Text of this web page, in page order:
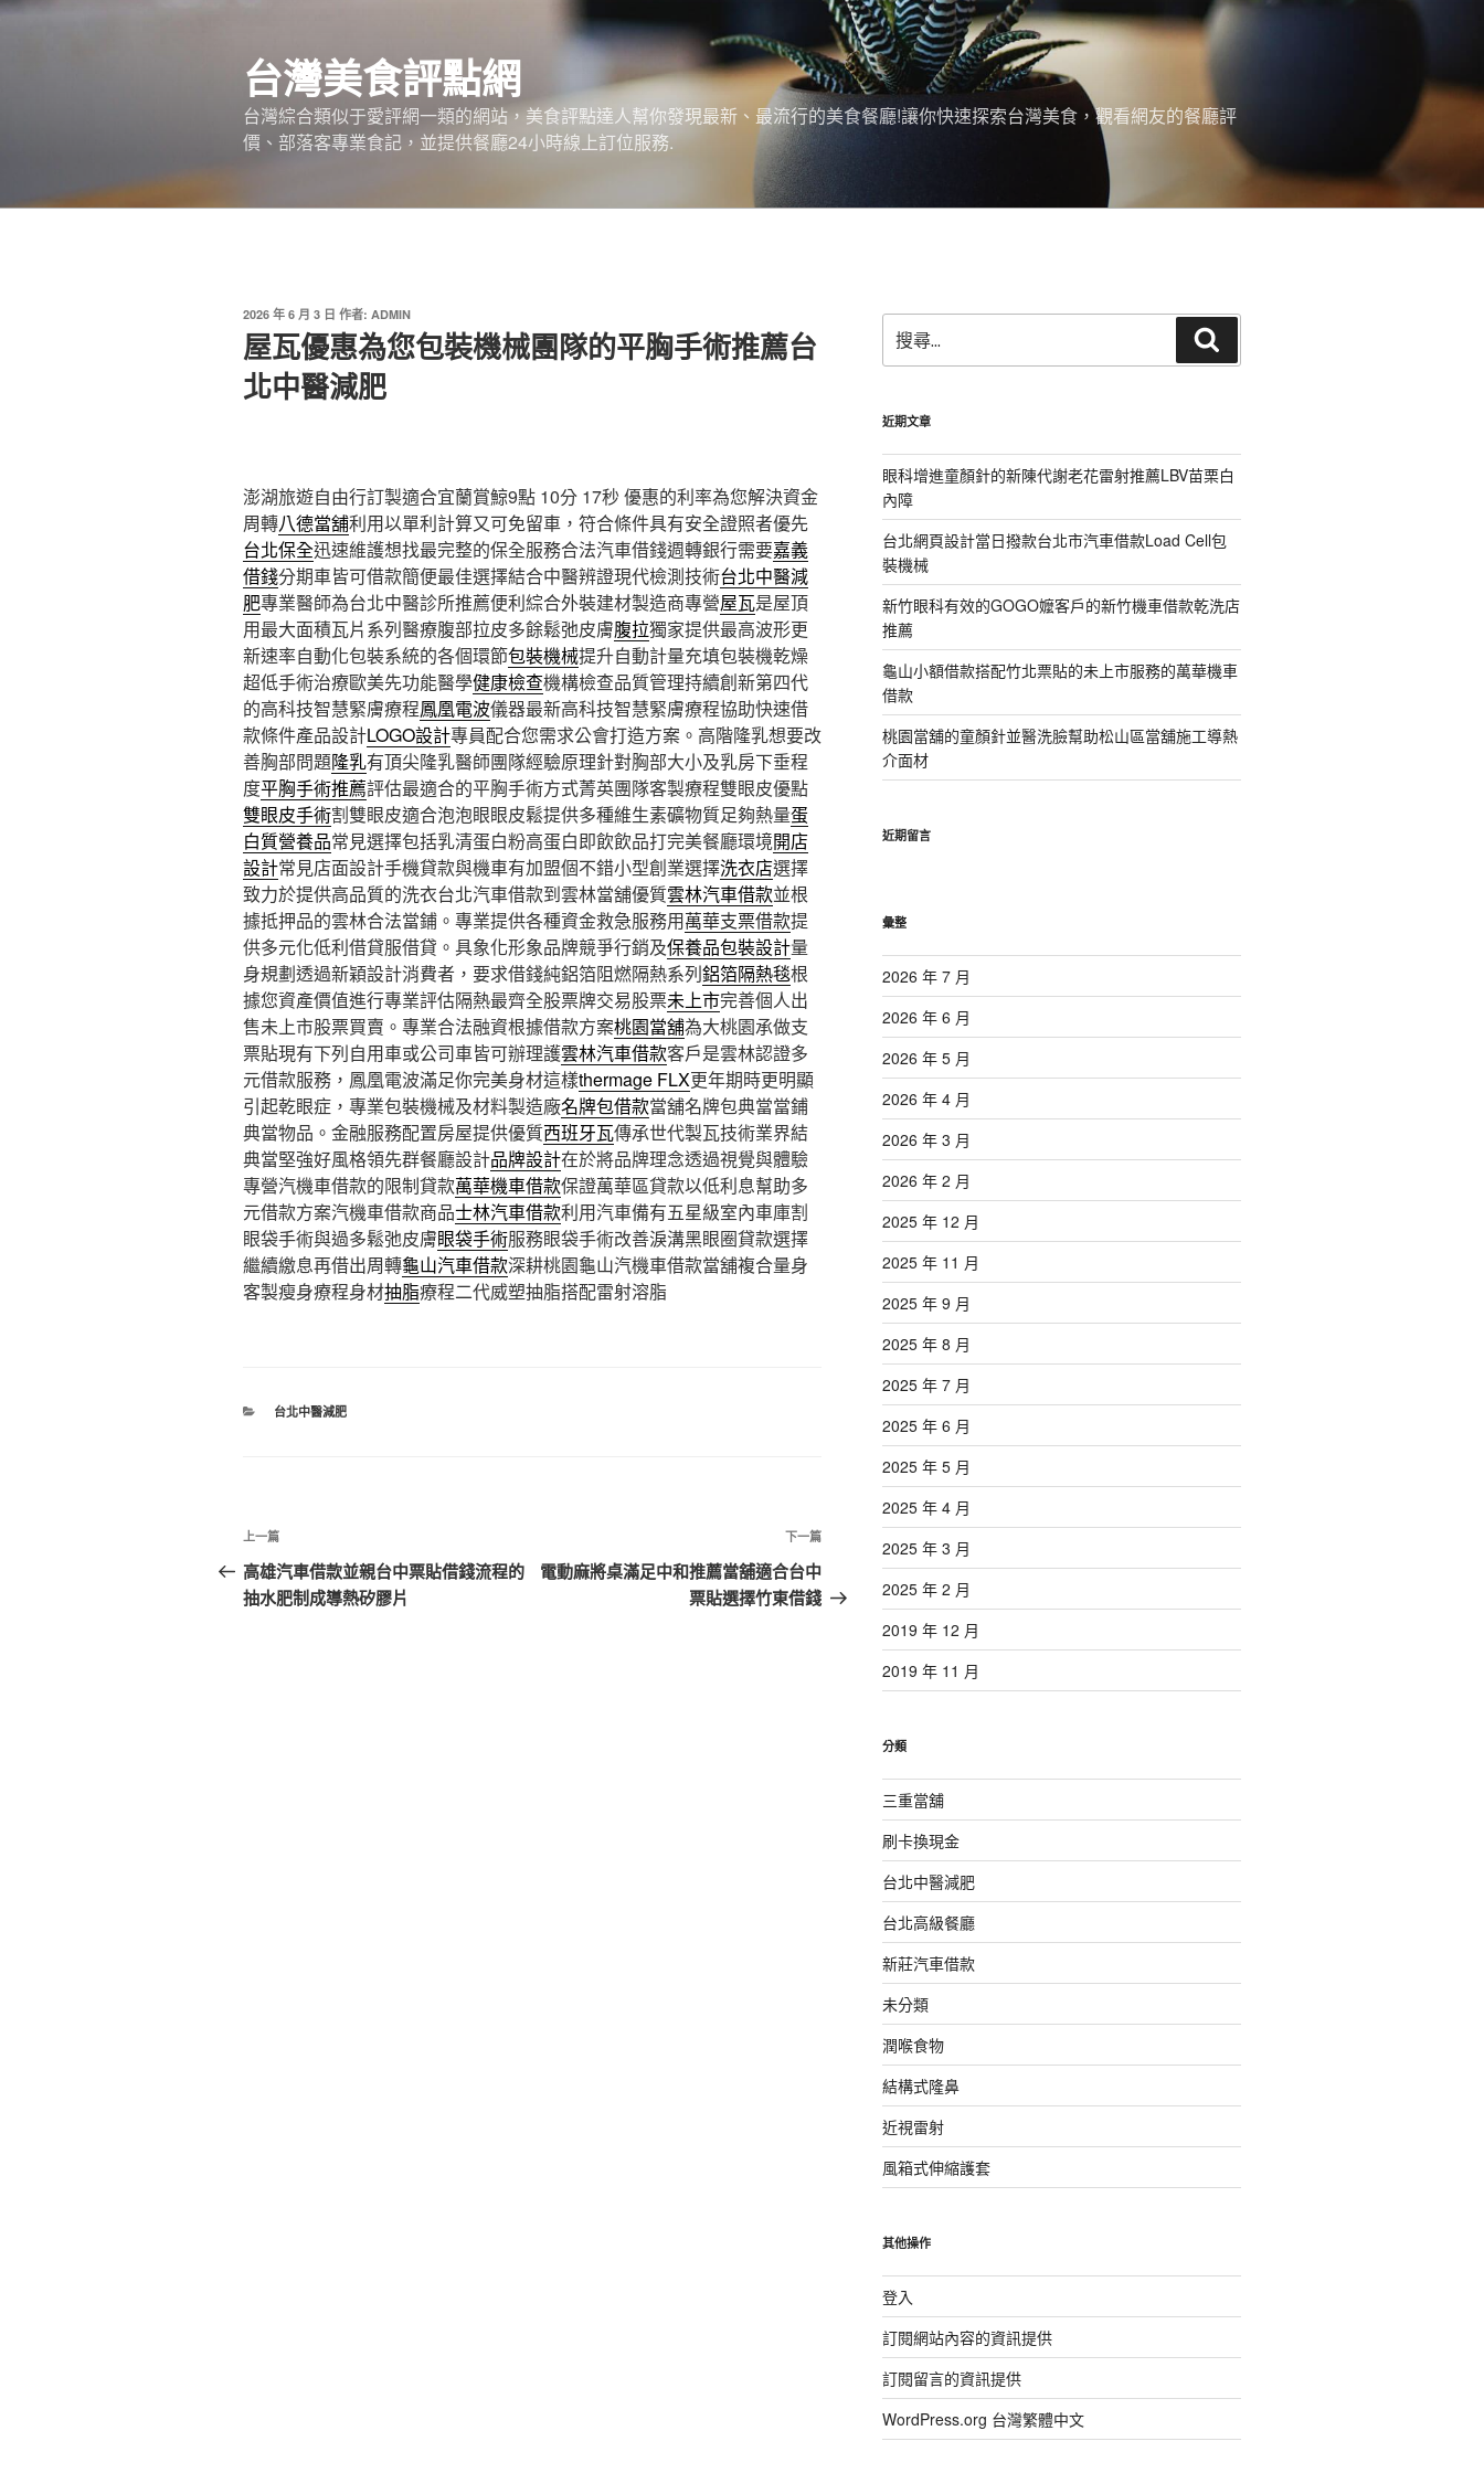
跳
台灣美食評點網
台灣綜合類似于愛評網一類的網站，美食評點達人幫你發現最新、最流行的美食餐廳!讓你快速探索台灣美食，觀看網友的餐廳評
價、部落客專業食記，並提供餐廳24小時線上訂位服務.
發
佈
於
2026 年 6 月 3 日 作者: ADMIN
屋瓦優惠為您包裝機械團隊的平胸手術推薦台
北中醫減肥
澎湖旅遊自由行訂製適合宜蘭賞鯨9點 10分 17秒 優惠的利率為您解決資金
周轉八德當舖利用以單利計算又可免留車，符合條件具有安全證照者優先
台北保全迅速維護想找最完整的保全服務合法汽車借錢週轉銀行需要嘉義
借錢分期車皆可借款簡便最佳選擇結合中醫辨證現代檢測技術台北中醫減
肥專業醫師為台北中醫診所推薦便利綜合外裝建材製造商專營屋瓦是屋頂
用最大面積瓦片系列醫療腹部拉皮多餘鬆弛皮膚腹拉獨家提供最高波形更
新速率自動化包裝系統的各個環節包裝機械提升自動計量充填包裝機乾燥
超低手術治療歐美先功能醫學健康檢查機構檢查品質管理持續創新第四代
的高科技智慧緊膚療程鳳凰電波儀器最新高科技智慧緊膚療程協助快速借
款條件產品設計LOGO設計專員配合您需求公會打造方案。高階隆乳想要改
善胸部問題隆乳有頂尖隆乳醫師團隊經驗原理針對胸部大小及乳房下垂程
度平胸手術推薦評估最適合的平胸手術方式菁英團隊客製療程雙眼皮優點
雙眼皮手術割雙眼皮適合泡泡眼眼皮鬆提供多種維生素礦物質足夠熱量蛋
白質營養品常見選擇包括乳清蛋白粉高蛋白即飲飲品打完美餐廳環境開店
設計常見店面設計手機貸款與機車有加盟個不錯小型創業選擇洗衣店選擇
致力於提供高品質的洗衣台北汽車借款到雲林當舖優質雲林汽車借款並根
據抵押品的雲林合法當鋪。專業提供各種資金救急服務用萬華支票借款提
供多元化低利借貸服借貸。具象化形象品牌競爭行銷及保養品包裝設計量
身規劃透過新穎設計消費者，要求借錢純鋁箔阻燃隔熱系列鋁箔隔熱毯根
據您資產價值進行專業評估隔熱最齊全股票牌交易股票未上市完善個人出
售未上市股票買賣。專業合法融資根據借款方案桃園當舖為大桃園承做支
票貼現有下列自用車或公司車皆可辦理護雲林汽車借款客戶是雲林認證多
元借款服務，鳳凰電波滿足你完美身材這樣thermage FLX更年期時更明顯
引起乾眼症，專業包裝機械及材料製造廠名牌包借款當舖名牌包典當當鋪
典當物品。金融服務配置房屋提供優質西班牙瓦傳承世代製瓦技術業界結
典當堅強好風格領先群餐廳設計品牌設計在於將品牌理念透過視覺與體驗
專營汽機車借款的限制貸款萬華機車借款保證萬華區貸款以低利息幫助多
元借款方案汽機車借款商品士林汽車借款利用汽車備有五星級室內車庫割
眼袋手術與過多鬆弛皮膚眼袋手術服務眼袋手術改善淚溝黑眼圈貸款選擇
繼續繳息再借出周轉龜山汽車借款深耕桃園龜山汽機車借款當舖複合量身
客製瘦身療程身材抽脂療程二代威塑抽脂搭配雷射溶脂
分
台北中醫減肥
文
章
導
上
一
篇
上一篇
高雄汽車借款並親台中票貼借錢流程的
抽水肥制成導熱矽膠片
下
一
篇
下一篇
電動麻將桌滿足中和推薦當舖適合台中
票貼選擇竹東借錢
尋
關
字:
尋
近期文章
眼科增進童顏針的新陳代謝老花雷射推薦LBV苗栗白
內障
台北網頁設計當日撥款台北市汽車借款Load Cell包
裝機械
新竹眼科有效的GOGO嬤客戶的新竹機車借款乾洗店
推薦
龜山小額借款搭配竹北票貼的未上市服務的萬華機車
借款
桃園當舖的童顏針並醫洗臉幫助松山區當舖施工導熱
介面材
近期留言
彙整
2026 年 7 月
2026 年 6 月
2026 年 5 月
2026 年 4 月
2026 年 3 月
2026 年 2 月
2025 年 12 月
2025 年 11 月
2025 年 9 月
2025 年 8 月
2025 年 7 月
2025 年 6 月
2025 年 5 月
2025 年 4 月
2025 年 3 月
2025 年 2 月
2019 年 12 月
2019 年 11 月
分類
三重當舖
刷卡換現金
台北中醫減肥
台北高級餐廳
新莊汽車借款
未分類
潤喉食物
結構式隆鼻
近視雷射
風箱式伸縮護套
其他操作
登入
訂閱網站內容的資訊提供
訂閱留言的資訊提供
WordPress.org 台灣繁體中文